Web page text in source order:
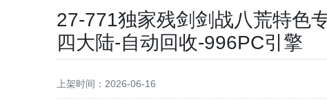
27-771独家残剑剑战八荒特色
四大陆-自动回收-996PC引擎
上架时间：2026-06-16